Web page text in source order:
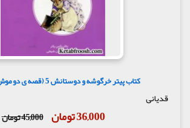
کتاب پیتر خرگوشه و دوستانش 5 (قصه ی دو موش بازیگوش)
قدیانی
36,000 تومان 45,000 تومان